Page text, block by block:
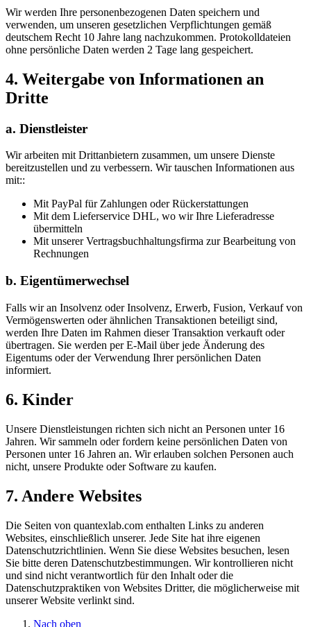
Wir werden Ihre personenbezogenen Daten speichern und
verwenden, um unseren gesetzlichen Verpflichtungen gemäß
deutschem Recht 10 Jahre lang nachzukommen. Protokolldateien
ohne persönliche Daten werden 2 Tage lang gespeichert.
4. Weitergabe von Informationen an
Dritte
a. Dienstleister
Wir arbeiten mit Drittanbietern zusammen, um unsere Dienste
bereitzustellen und zu verbessern. Wir tauschen Informationen aus
mit::
Mit PayPal für Zahlungen oder Rückerstattungen
Mit dem Lieferservice DHL, wo wir Ihre Lieferadresse
übermitteln
Mit unserer Vertragsbuchhaltungsfirma zur Bearbeitung von
Rechnungen
b. Eigentümerwechsel
Falls wir an Insolvenz oder Insolvenz, Erwerb, Fusion, Verkauf von
Vermögenswerten oder ähnlichen Transaktionen beteiligt sind,
werden Ihre Daten im Rahmen dieser Transaktion verkauft oder
übertragen. Sie werden per E-Mail über jede Änderung des
Eigentums oder der Verwendung Ihrer persönlichen Daten
informiert.
6. Kinder
Unsere Dienstleistungen richten sich nicht an Personen unter 16
Jahren. Wir sammeln oder fordern keine persönlichen Daten von
Personen unter 16 Jahren an. Wir erlauben solchen Personen auch
nicht, unsere Produkte oder Software zu kaufen.
7. Andere Websites
Die Seiten von quantexlab.com enthalten Links zu anderen
Websites, einschließlich unserer. Jede Site hat ihre eigenen
Datenschutzrichtlinien. Wenn Sie diese Websites besuchen, lesen
Sie bitte deren Datenschutzbestimmungen. Wir kontrollieren nicht
und sind nicht verantwortlich für den Inhalt oder die
Datenschutzpraktiken von Websites Dritter, die möglicherweise mit
unserer Website verlinkt sind.
Nach oben